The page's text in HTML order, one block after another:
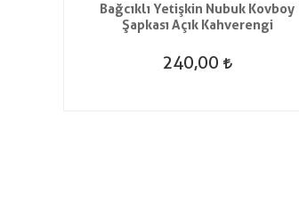
Bağcıklı Yetişkin Nubuk Kovboy
Şapkası Açık Kahverengi
240,00